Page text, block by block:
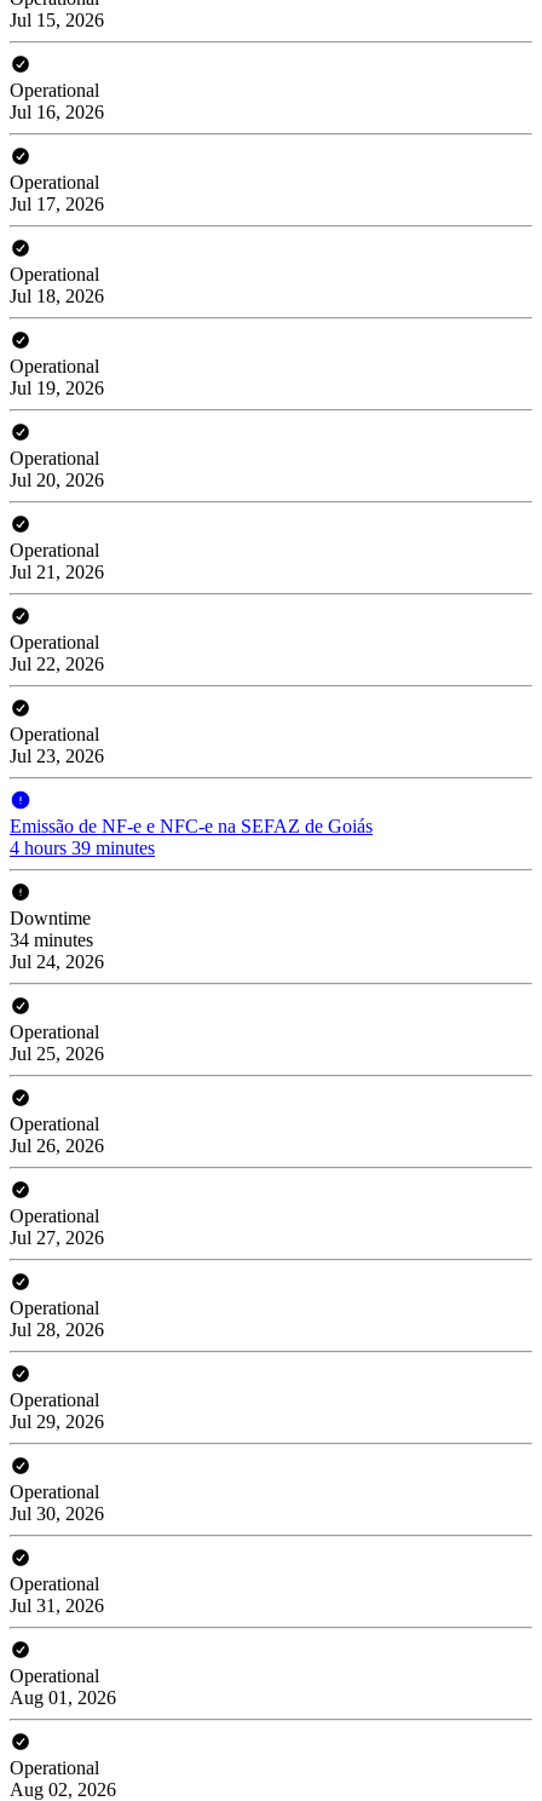
Jul 15, 2026
Operational
Jul 16, 2026
Operational
Jul 17, 2026
Operational
Jul 18, 2026
Operational
Jul 19, 2026
Operational
Jul 20, 2026
Operational
Jul 21, 2026
Operational
Jul 22, 2026
Operational
Jul 23, 2026
Emissão de NF-e e NFC-e na SEFAZ de Goiás
4 hours 39 minutes
Downtime
34 minutes
Jul 24, 2026
Operational
Jul 25, 2026
Operational
Jul 26, 2026
Operational
Jul 27, 2026
Operational
Jul 28, 2026
Operational
Jul 29, 2026
Operational
Jul 30, 2026
Operational
Jul 31, 2026
Operational
Aug 01, 2026
Operational
Aug 02, 2026